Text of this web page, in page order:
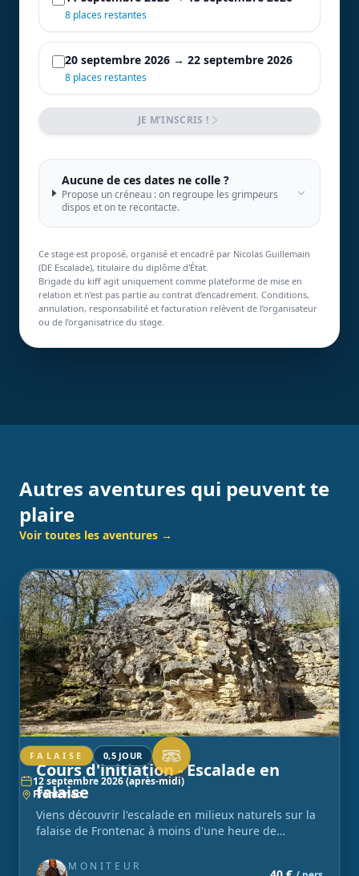
8 places restantes
20 septembre 2026 → 22 septembre 2026
8 places restantes
JE M’INSCRIS !
Aucune de ces dates ne colle ?
Propose un créneau : on regroupe les grimpeurs
dispos et on te recontacte.
Ce stage est proposé, organisé et encadré par Nicolas Guillemain
(DE Escalade), titulaire du diplôme d'État.
Brigade du kiff agit uniquement comme plateforme de mise en
relation et n’est pas partie au contrat d’encadrement. Conditions,
annulation, responsabilité et facturation relèvent de l’organisateur
ou de l’organisatrice du stage.
Autres aventures qui peuvent te
plaire
Voir toutes les aventures →
FALAISE 0,5 JOUR
12 septembre 2026 (après-midi)
Frontenac
Cours d'initiation - Escalade en
falaise
Viens découvrir l'escalade en milieux naturels sur la
falaise de Frontenac à moins d'une heure de
inclus.MONITEUR